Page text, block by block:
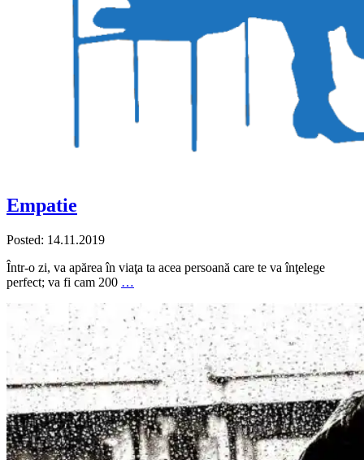
Empatie
Posted: 14.11.2019
Într-o zi, va apărea în viaţa ta acea persoană care te va înţelege
perfect; va fi cam 200 …